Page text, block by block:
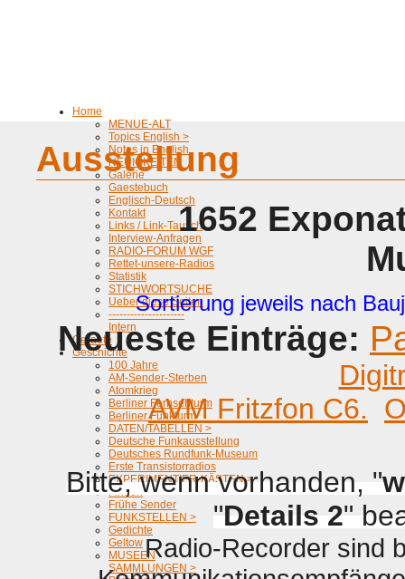
Home
MENUE-ALT
Topics English >
Notes in English
NEUIGKEITEN
Galerie
Gaestebuch
Englisch-Deutsch
Kontakt
Links / Link-Tausch
Interview-Anfragen
RADIO-FORUM WGF
Rettet-unsere-Radios
Statistik
STICHWORTSUCHE
Ueber diese Seiten
---------------------
Intern
Geraete
Geschichte
100 Jahre
AM-Sender-Sterben
Atomkrieg
Berliner Fernsehturm
Berliner Funkturm
DATEN/TABELLEN >
Deutsche Funkausstellung
Deutsches Rundfunk-Museum
Erste Transistorradios
EXPERIMENTIER-KÄSTEN >
Firmen
Frühe Sender
FUNKSTELLEN >
Gedichte
Geltow
MUSEEN
SAMMLUNGEN >
Ausstellung
1652
Sortierung jeweils nach
Neueste Einträge:
AVM Fritzfon C6.
Bitte, wenn vorhanden, "
"Details 2"
Radio-Recorder sind